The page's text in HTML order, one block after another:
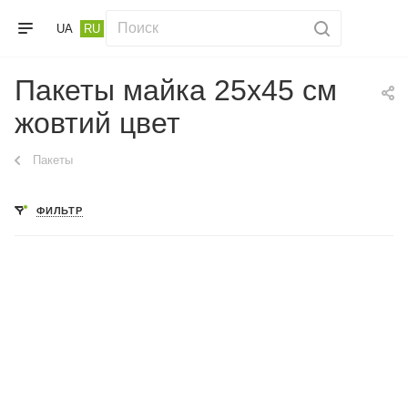
UA RU
Пакеты майка 25х45 см
жовтий цвет
Пакеты
ФИЛЬТР